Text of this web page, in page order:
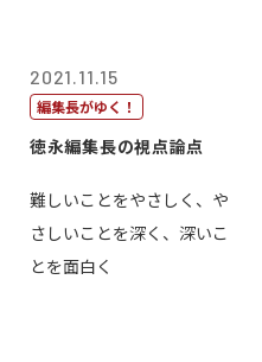
2021.11.15
編集長がゆく！
徳永編集長の視点論点
難しいことをやさしく、や
さしいことを深く、深いこ
とを面白く